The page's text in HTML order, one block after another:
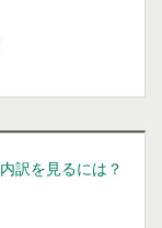
内訳を見るには？